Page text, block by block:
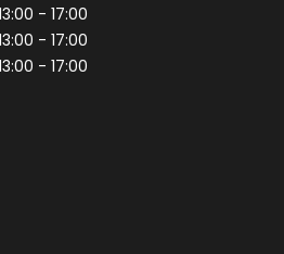
- 17:00
- 17:00
- 17:00